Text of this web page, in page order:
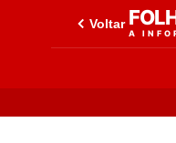
Voltar
A